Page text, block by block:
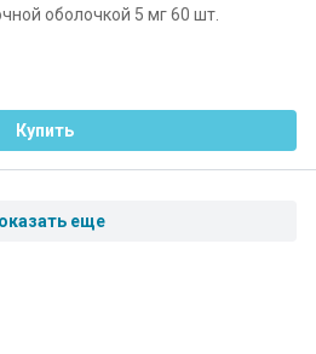
оболочкой 5 мг 60 шт.
Купить
еще